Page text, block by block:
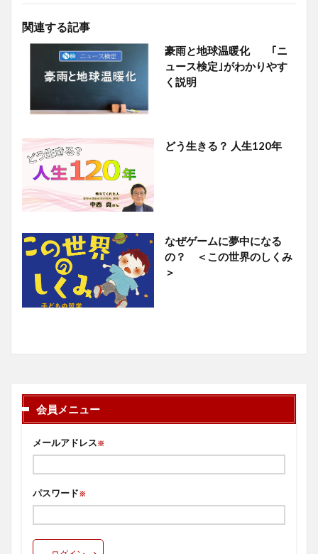
関連する記事
豪雨と地球温暖化 ｢ニ
ュース検定｣がわかりやす
く説明
どう生きる？ 人生120年
なぜゲームに夢中になる
の？ ＜この世界のしくみ
＞
会員メニュー
メールアドレス※
パスワード※